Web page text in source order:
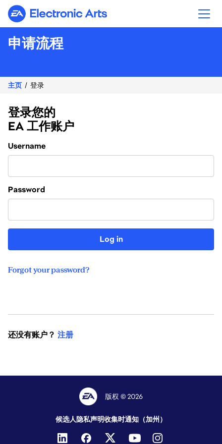
Electronic Arts
申请流程
主页 登录
登录您的
EA 工作账户
Login
Username
Password
Log in
Forgot your password?
还没有账户？ 注册
版权 © 2026
候选人隐私声明收集时通知（加州）